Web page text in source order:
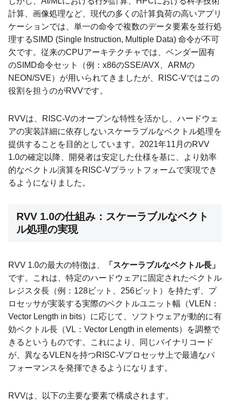
計算、画像処理など、現代の多くの計算負荷の高いアプリ
ケーションでは、単一の命令で複数のデータ要素を並行処
理するSIMD (Single Instruction, Multiple Data) 命令が不可
欠です。従来のCPUアーキテクチャでは、ベンダー固有
のSIMD命令セット（例：x86のSSE/AVX、ARMの
NEON/SVE）が用いられてきましたが、RISC-Vではこの
役割を担うのがRVVです。
RVVは、RISC-Vのオープンな特性を活かし、ハードウェ
アの実装詳細に依存しないスケーラブルなベクトル処理を
提供することを目的としています。2021年11月のRVV
1.0の確定以降、開発者は安定した仕様を基に、より効率
的なベクトル演算をRISC-Vプラットフォームで実現でき
るようになりました。
RVV 1.0の仕組み：スケーラブルなベクト
ル処理の実現
RVV 1.0の最大の特徴は、
「スケーラブルなベクトル長」
です。これは、特定のハードウェアに固定されたベクトル
レジスタ長（例：128ビット、256ビット）を持たず、プ
ロセッサが実装する実際のベクトルユニット幅（VLEN：
Vector Length in bits）に応じて、ソフトウェアが動的に有
効ベクトル長（VL：Vector Length in elements）を調整で
きるというものです。これにより、同じバイナリコード
が、異なるVLENを持つRISC-Vプロセッサ上で最適なパ
フォーマンスを発揮できるようになります。
RVVは、以下の主要な要素で構成されます。